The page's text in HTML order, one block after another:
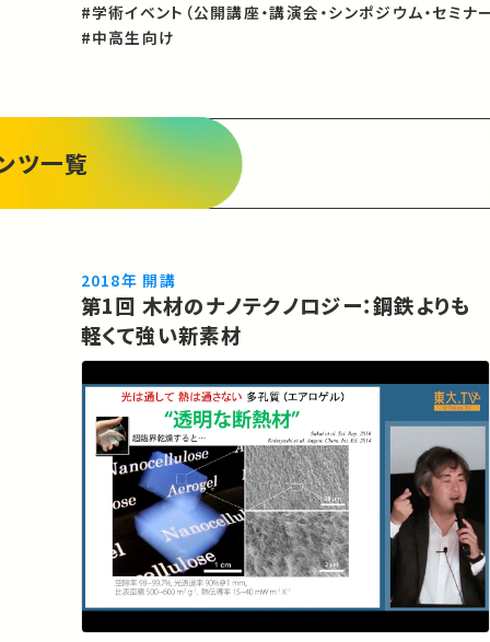
#学術イベント（公開講座・講演会・シンポジウム・セミナ
#中高生向け
ツ一覧
2018年 開講
第1回 木材のナノテクノロジー：鋼鉄よりも
軽くて強い新素材